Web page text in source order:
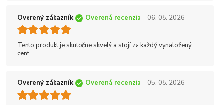
Overený zákazník Overená recenzia - 06. 08. 2026
Tento produkt je skutočne skvelý a stojí za každý vynaložený
cent.
Overený zákazník Overená recenzia - 05. 08. 2026